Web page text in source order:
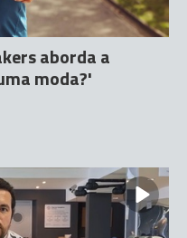
aborda a
moda?'